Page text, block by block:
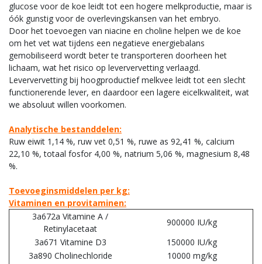
glucose voor de koe leidt tot een hogere melkproductie, maar is
óók gunstig voor de overlevingskansen van het embryo.
Door het toevoegen van niacine en choline helpen we de koe
om het vet wat tijdens een negatieve energiebalans
gemobiliseerd wordt beter te transporteren doorheen het
lichaam, wat het risico op leververvetting verlaagd.
Leververvetting bij hoogproductief melkvee leidt tot een slecht
functionerende lever, en daardoor een lagere eicelkwaliteit, wat
we absoluut willen voorkomen.
Analytische bestanddelen:
Ruw eiwit 1,14 %, ruw vet 0,51 %, ruwe as 92,41 %, calcium
22,10 %, totaal fosfor 4,00 %, natrium 5,06 %, magnesium 8,48
%.
Toevoeginsmiddelen per kg:
Vitaminen en provitaminen:
3a672a Vitamine A /
Retinylacetaat
900000 IU/kg
3a671 Vitamine D3
150000 IU/kg
3a890 Cholinechloride
10000 mg/kg